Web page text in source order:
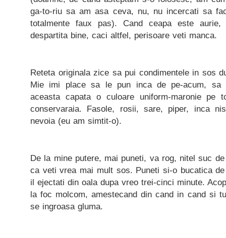
ga-to-riu sa am asa ceva, nu, nu incercati sa
totalmente faux pas). Cand ceapa este
despartita bine, caci altfel, perisoare veti manca.
Reteta originala zice sa pui condimentele in sos
Mie imi place sa le pun inca de pe-acum, sa
aceasta capata o culoare uniform-maronie pe
conservaraia. Fasole, rosii, sare, piper, inca
nevoia (eu am simtit-o).
De la mine putere, mai puneti, va rog, nitel suc
ca veti vrea mai mult sos. Puneti si-o bucatica
il ejectati din oala dupa vreo trei-cinci minute.
la foc molcom, amestecand din cand in cand si
se ingroasa gluma.